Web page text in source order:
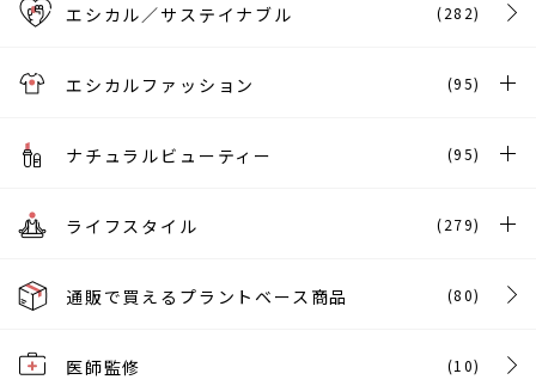
エシカル／サステイナブル (282)
エシカルファッション (95)
ナチュラルビューティー (95)
ライフスタイル (279)
通販で買えるプラントベース商品 (80)
医師監修 (10)